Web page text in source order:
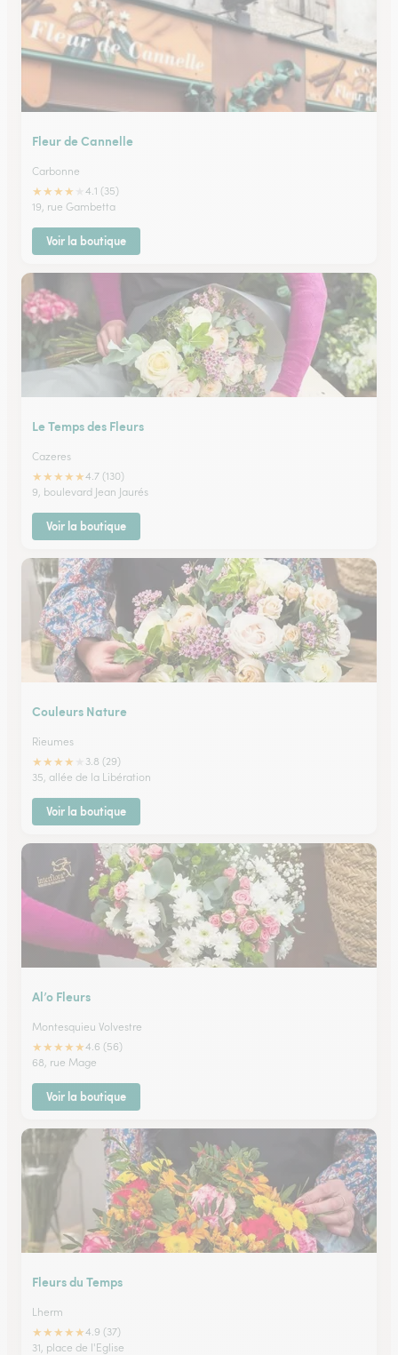
Fleur de Cannelle
Carbonne
★★★★
4.1 (35)
19, rue Gambetta
Voir la boutique
Le Temps des Fleurs
Cazeres
★★★★★4.7 (130)
9, boulevard Jean Jaurés
Voir la boutique
Couleurs Nature
Rieumes
★★★★
3.8 (29)
35, allée de la Libération
Voir la boutique
Al’o Fleurs
Montesquieu Volvestre
★★★★★4.6 (56)
68, rue Mage
Voir la boutique
Fleurs du Temps
Lherm
★★★★★4.9 (37)
31, place de l'Eglise